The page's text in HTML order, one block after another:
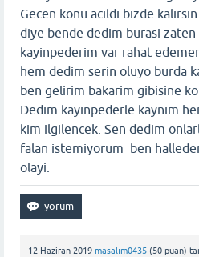
Gecen konu acildi bizde
diye bende dedim burasi
kayinpederim var rahat
hem dedim serin oluyo burda
ben gelirim bakarim gibisine
Dedim kayinpederle kaynim
kim ilgilencek. Sen dedim
falan istemiyorum ben
olayi.
12 Haziran 2019 masalım0435 (50 puan)